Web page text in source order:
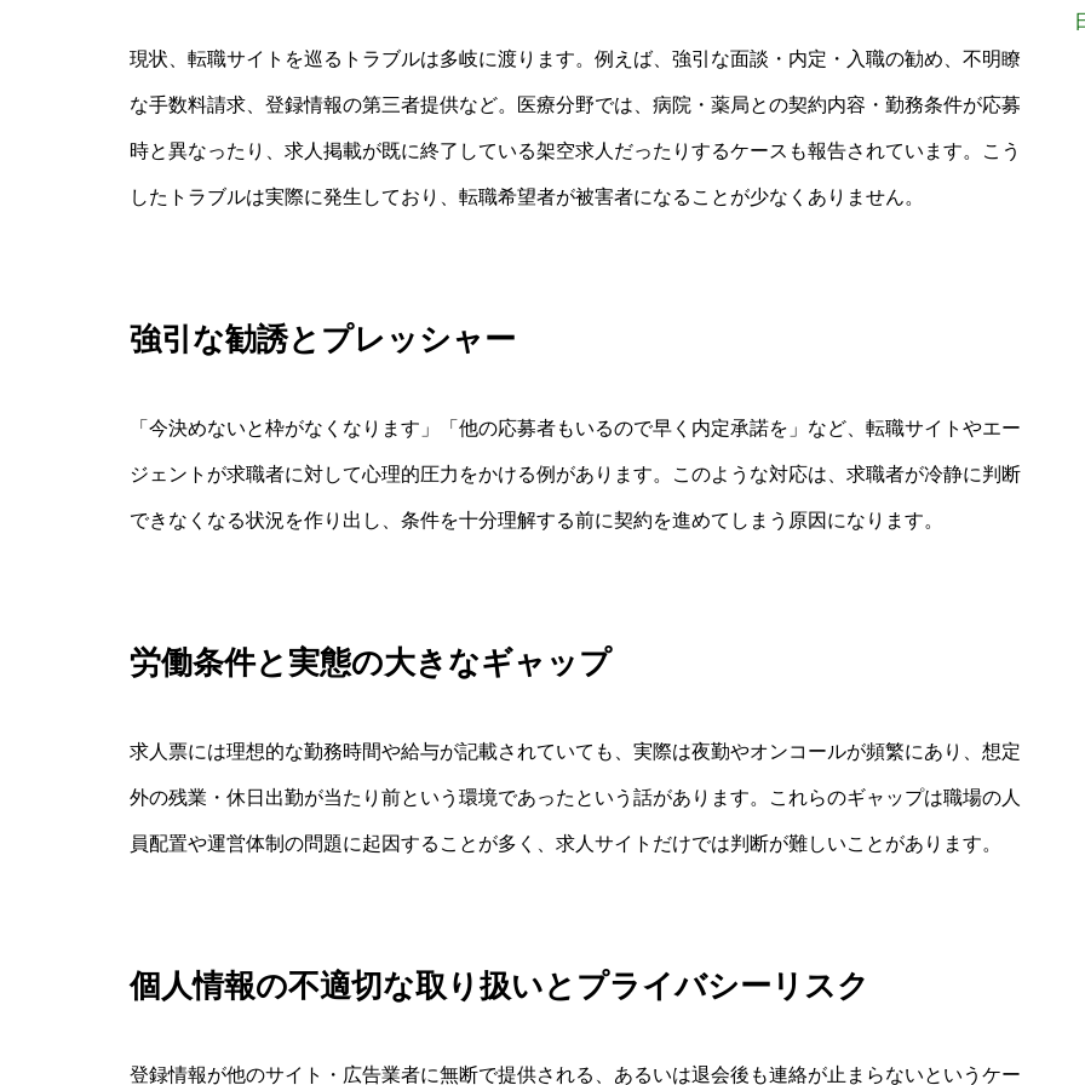
現状、転職サイトを巡るトラブルは多岐に渡ります。例えば、強引な面談・内定・入職の勧め、不明瞭
な手数料請求、登録情報の第三者提供など。医療分野では、病院・薬局との契約内容・勤務条件が応募
時と異なったり、求人掲載が既に終了している架空求人だったりするケースも報告されています。こう
したトラブルは実際に発生しており、転職希望者が被害者になることが少なくありません。
強引な勧誘とプレッシャー
「今決めないと枠がなくなります」「他の応募者もいるので早く内定承諾を」など、転職サイトやエー
ジェントが求職者に対して心理的圧力をかける例があります。このような対応は、求職者が冷静に判断
できなくなる状況を作り出し、条件を十分理解する前に契約を進めてしまう原因になります。
労働条件と実態の大きなギャップ
求人票には理想的な勤務時間や給与が記載されていても、実際は夜勤やオンコールが頻繁にあり、想定
外の残業・休日出勤が当たり前という環境であったという話があります。これらのギャップは職場の人
員配置や運営体制の問題に起因することが多く、求人サイトだけでは判断が難しいことがあります。
個人情報の不適切な取り扱いとプライバシーリスク
登録情報が他のサイト・広告業者に無断で提供される、あるいは退会後も連絡が止まらないというケー